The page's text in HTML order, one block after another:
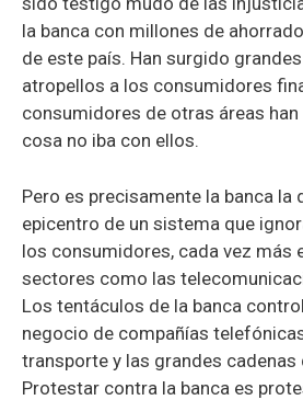
la banca con millones de
de este país. Han surgido
atropellos a los consumidores
consumidores de otras áreas
cosa no iba con ellos.
Pero es precisamente la banca la
epicentro de un sistema que
los consumidores, cada vez más
sectores como las
Los tentáculos de la banca
negocio de compañías
transporte y las grandes cadenas
Protestar contra la banca es